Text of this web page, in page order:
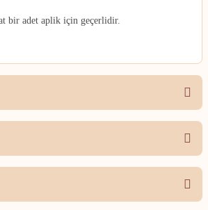
bir adet aplik için geçerlidir.
ürüne ilk yorumu siz yapın!